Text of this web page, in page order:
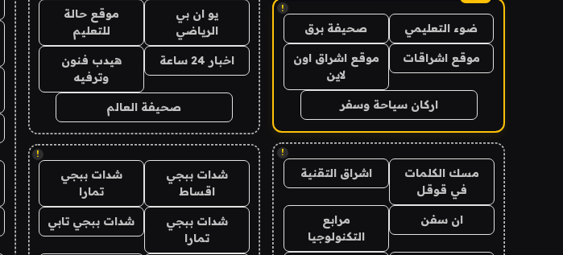
!
ضوء التعليمي صحيفة برق
موقع اشراقات
موقع اشراق اون
لاين
اركان سياحة وسفر
!
مسك الكلمات
في قوقل
اشراق التقنية
ان سفن
مرابع
التكنولوجيا
يو ان بي
الرياضي
موقع حالة
للتعليم
اخبار 24 ساعة
هيدب فنون
وترفيه
صحيفة العالم
!
شدات ببجي
اقساط
شدات ببجي
تمارا
شدات ببجي
تمارا
شدات ببجي تابي